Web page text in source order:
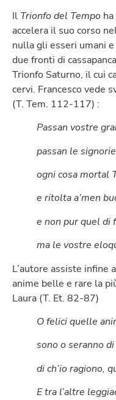
Il Trionfo del Tempo
accelera il suo corso
nulla gli esseri umani
due fronti di
Trionfo Saturno, il cui
cervi. Francesco vede
(T. Tem. 112-117) :
Passan vostre
passan le
ogni cosa mortal
e ritolta a’men
e non pur quel di
ma le vostre
L’autore assiste infine
anime belle e rare la
Laura (T. Et. 82-87)
O felici quelle
sono o seranno
di ch’io ragiono,
E tra l’altre